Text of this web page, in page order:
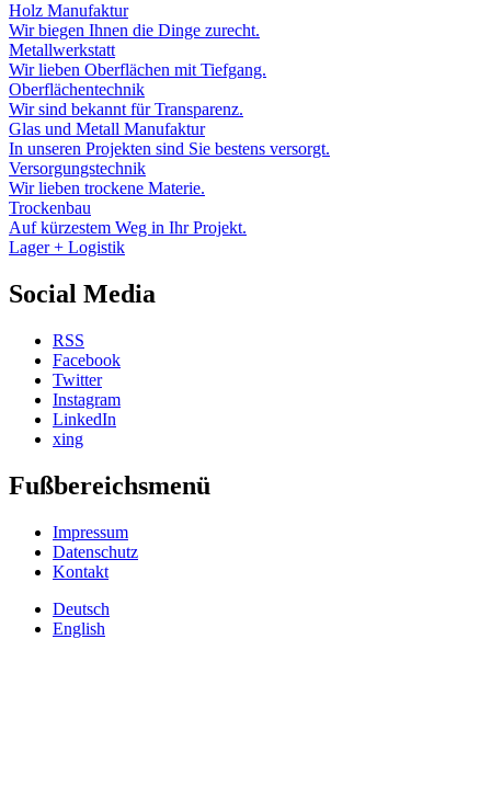
Holz Manufaktur
Wir biegen Ihnen die Dinge zurecht.
Metallwerkstatt
Wir lieben Oberflächen mit Tiefgang.
Oberflächentechnik
Wir sind bekannt für Transparenz.
Glas und Metall Manufaktur
In unseren Projekten sind Sie bestens versorgt.
Versorgungstechnik
Wir lieben trockene Materie.
Trockenbau
Auf kürzestem Weg in Ihr Projekt.
Lager + Logistik
Social Media
RSS
Facebook
Twitter
Instagram
LinkedIn
xing
Fußbereichsmenü
Impressum
Datenschutz
Kontakt
Deutsch
English